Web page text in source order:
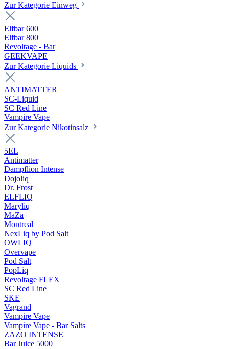
Zur Kategorie Einweg
Elfbar 600
Elfbar 800
Revoltage - Bar
GEEKVAPE
Zur Kategorie Liquids
ANTIMATTER
SC-Liquid
SC Red Line
Vampire Vape
Zur Kategorie Nikotinsalz
5EL
Antimatter
Dampflion Intense
Dojoliq
Dr. Frost
ELFLIQ
Maryliq
MaZa
Montreal
NexLiq by Pod Salt
OWLIQ
Overvape
Pod Salt
PopLiq
Revoltage FLEX
SC Red Line
SKE
Vagrand
Vampire Vape
Vampire Vape - Bar Salts
ZAZO INTENSE
Bar Juice 5000